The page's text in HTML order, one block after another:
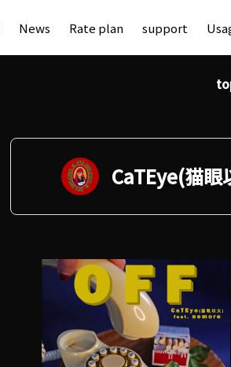
News Rate plan support
CaTEye(猫眼